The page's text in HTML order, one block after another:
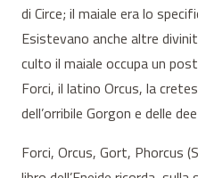
di Circe; il maiale era lo
Esistevano anche altre
culto il maiale occupa un
Forci, il latino Orcus, la
dell’orribile Gorgon e delle
Forci, Orcus, Gort, Phorcus